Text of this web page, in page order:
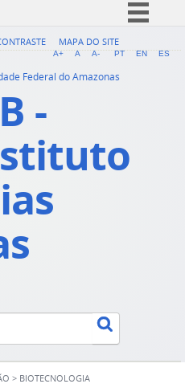
Simplifique!
Acesso à informação
Legislação
Canais
MAPA DO SITE
A+ A A- PT EN ES
Federal do Amazonas
-
> BIOTECNOLOGIA